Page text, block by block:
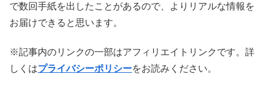
で数回手紙を出したことがあるので、よりリアルな情報を
お届けできると思います。
※記事内のリンクの一部はアフィリエイトリンクです。詳
しくはプライバシーポリシーをお読みください。